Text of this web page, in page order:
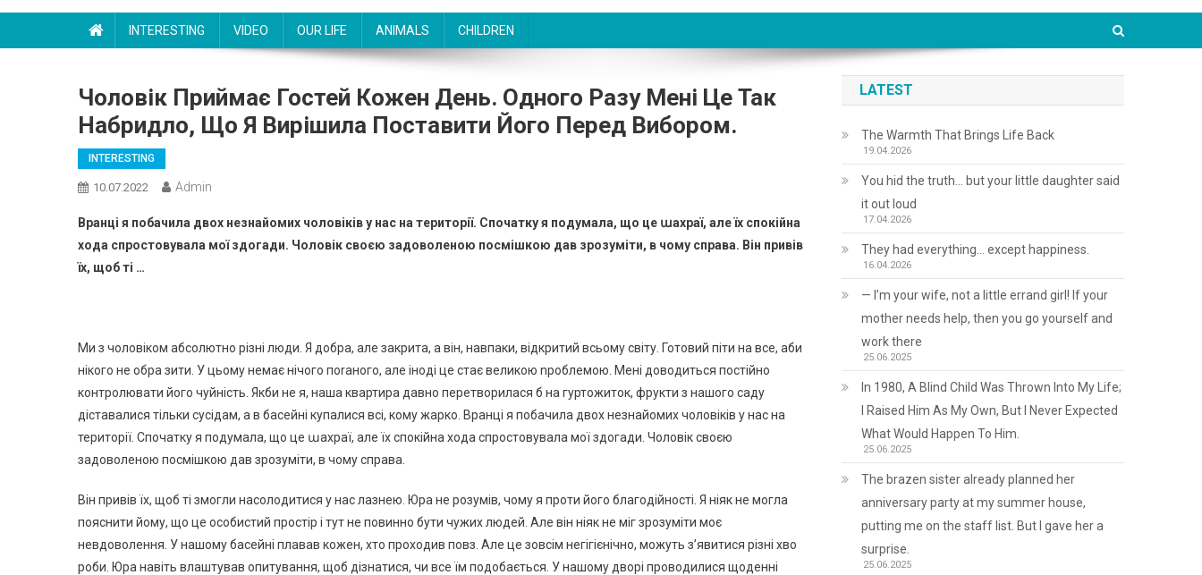
INTERESTING VIDEO OUR LIFE ANIMALS CHILDREN
Чоловік Приймає Гостей Кожен День. Одного Разу Мені Це Так
Набридло, Що Я Вирішила Поставити Його Перед Вибором.
INTERESTING
10.07.2022 Admin
Вранці я побачила двох незнайомих чоловіків у нас на території. Спочатку я подумала, що це աахраї, але їх спокійна
хода спростовувала мої здогади. Чоловік своєю задоволеною посмішкою дав зрозуміти, в чому справа. Він привів
їх, щоб ті …
Ми з чоловіком абсолютно різні люди. Я добра, але закрита, а він, навпаки, відкритий всьому світу. Готовий піти на все, аби
нікого не обра зити. У цьому немає нічого поrаного, але іноді це стає великою nроблемою. Мені доводиться постійно
контролювати його чуйність. Якби не я, наша квартира давно перетворилася б на гуртожиток, фрукти з нашого саду
діставалися тільки сусідам, а в басейні купалися всі, кому жарко. Вранці я побачила двох незнайомих чоловіків у нас на
території. Спочатку я подумала, що це աахраї, але їх спокійна хода спростовувала мої здогади. Чоловік своєю
задоволеною посмішкою дав зрозуміти, в чому справа.
Він привів їх, щоб ті змогли насолодитися у нас лазнею. Юра не розумів, чому я проти його благодійності. Я ніяк не могла
пояснити йому, що це особистий простір і тут не повинно бути чужих людей. Але він ніяк не міг зрозуміти моє
невдоволення. У нашому басейні плавав кожен, хто проходив повз. Але це зовсім негігієнічно, можуть з’явитися різні хво
роби. Юра навіть влаштував опитування, щоб дізнатися, чи все їм подобається. У нашому дворі проводилися щоденні
LATEST
The Warmth That Brings Life Back
19.04.2026
You hid the truth… but your little daughter said
it out loud
17.04.2026
They had everything… except happiness.
16.04.2026
— I’m your wife, not a little errand girl! If your
mother needs help, then you go yourself and
work there
25.06.2025
In 1980, A Blind Child Was Thrown Into My Life;
I Raised Him As My Own, But I Never Expected
What Would Happen To Him.
25.06.2025
The brazen sister already planned her
anniversary party at my summer house,
putting me on the staff list. But I gave her a
surprise.
25.06.2025